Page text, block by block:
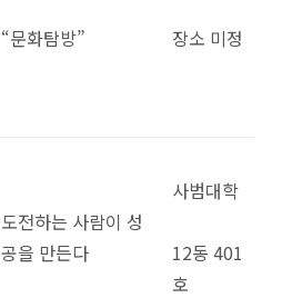
“문화탐방” 장소 미정
도전하는 사람이 성
공을 만든다
사범대학
12동 401
호